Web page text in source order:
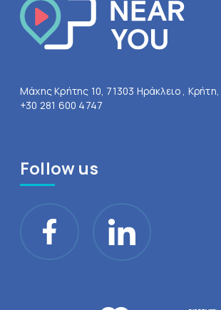
Μάχης Κρήτης 10, 71303 Ηράκλειο ,
+30 281 600 4747
Follow us